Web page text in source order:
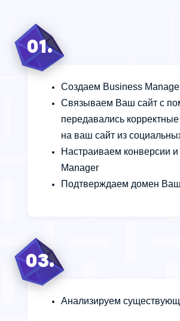
01.
Создаем Business
Связываем Ваш сайт с
передавались
на ваш сайт из
Настраиваем конверсии
Manager
Подтверждаем домен
03.
Анализируем